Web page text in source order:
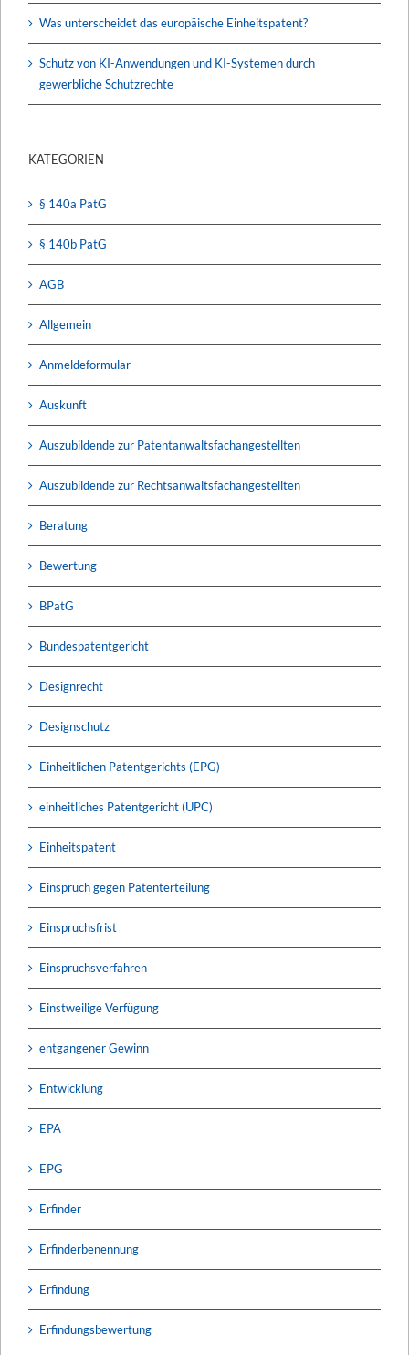
Was unterscheidet das europäische Einheitspatent?
Schutz von KI-Anwendungen und KI-Systemen durch
gewerbliche Schutzrechte
KATEGORIEN
§ 140a PatG
§ 140b PatG
AGB
Allgemein
Anmeldeformular
Auskunft
Auszubildende zur Patentanwaltsfachangestellten
Auszubildende zur Rechtsanwaltsfachangestellten
Beratung
Bewertung
BPatG
Bundespatentgericht
Designrecht
Designschutz
Einheitlichen Patentgerichts (EPG)
einheitliches Patentgericht (UPC)
Einheitspatent
Einspruch gegen Patenterteilung
Einspruchsfrist
Einspruchsverfahren
Einstweilige Verfügung
entgangener Gewinn
Entwicklung
EPA
EPG
Erfinder
Erfinderbenennung
Erfindung
Erfindungsbewertung